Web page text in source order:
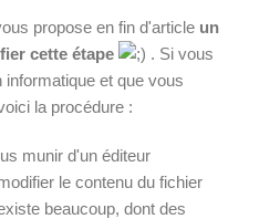
propose en fin d'article un
cette étape
. Si vous
et que vous
la procédure :
munir d'un éditeur
le contenu du fichier
beaucoup, dont des